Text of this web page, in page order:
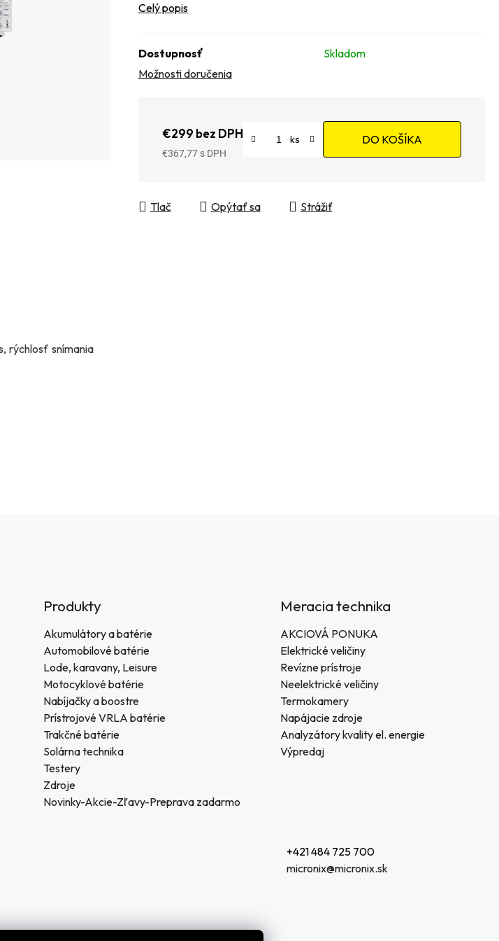
Celý popis
Dostupnosť
Skladom
Možnosti doručenia
€299 bez DPH
€367,77
DO KOŠÍKA
Tlač Opýtať sa Strážiť
rýchlosť snímania
Produkty
Akumulátory a batérie
Automobilové batérie
Lode, karavany, Leisure
Motocyklové batérie
Nabíjačky a boostre
Prístrojové VRLA batérie
Trakčné batérie
Solárna technika
Testery
Zdroje
Novinky-Akcie-Zľavy-Preprava zadarmo
Meracia technika
AKCIOVÁ PONUKA
Elektrické veličiny
Revízne prístroje
Neelektrické veličiny
Termokamery
Napájacie zdroje
Analyzátory kvality el. energie
Výpredaj
+421 484 725 700
micronix@micronix.sk